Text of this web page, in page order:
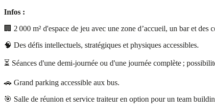
Infos :
🏢 2 000 m² d'espace de jeu avec une zone d’accueil, un bar et des
🧠 Des défis intellectuels, stratégiques et physiques accessibles.
⏳ Séances d'une demi-journée ou d'une journée complète ;
🚗 Grand parking accessible aux bus.
🎯 Salle de réunion et service traiteur en option pour un team